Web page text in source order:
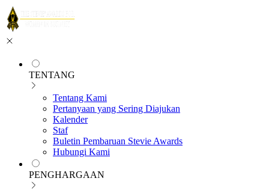
TENTANG
Tentang Kami
Pertanyaan yang Sering Diajukan
Kalender
Staf
Buletin Pembaruan Stevie Awards
Hubungi Kami
PENGHARGAAN